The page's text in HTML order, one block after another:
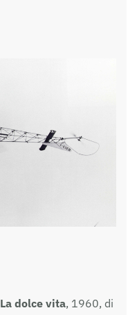
La dolce vita, 1960, di